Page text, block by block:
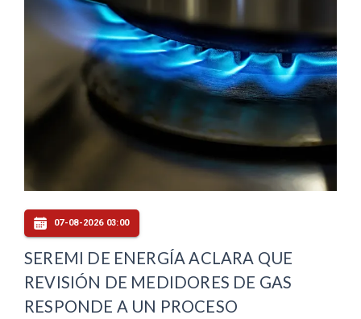
07-08-2026 03:00
SEREMI DE ENERGÍA ACLARA QUE
REVISIÓN DE MEDIDORES DE GAS
RESPONDE A UN PROCESO